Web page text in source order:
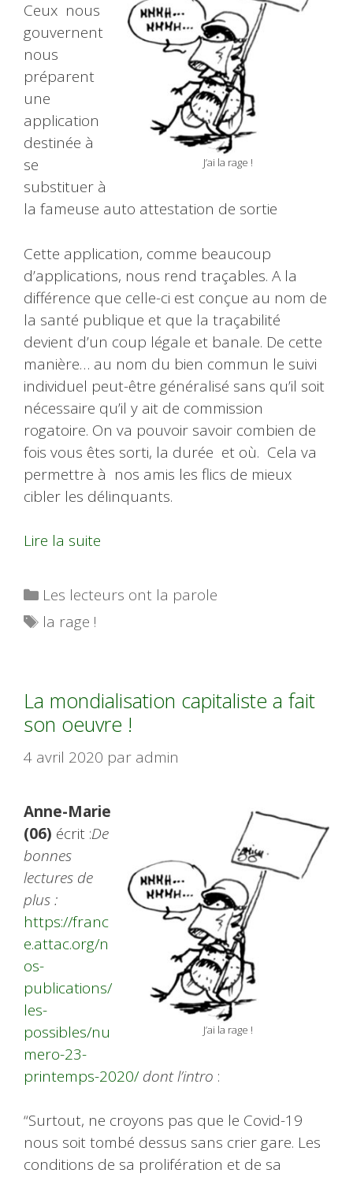
J’ai la rage !
Ceux nous
gouvernent
nous
préparent
une
application
destinée à
se
substituer à
la fameuse auto attestation de sortie
Cette application, comme beaucoup
d’applications, nous rend traçables. A la
différence que celle-ci est conçue au nom de
la santé publique et que la traçabilité
devient d’un coup légale et banale. De cette
manière… au nom du bien commun le suivi
individuel peut-être généralisé sans qu’il soit
nécessaire qu’il y ait de commission
rogatoire. On va pouvoir savoir combien de
fois vous êtes sorti, la durée et où. Cela va
permettre à nos amis les flics de mieux
cibler les délinquants.
Lire la suite
Catégories
Les lecteurs ont la parole
Étiquettes
la rage !
La mondialisation capitaliste a fait
son oeuvre !
4 avril 2020 par admin
J’ai la rage !
Anne-Marie
(06) écrit :De
bonnes
lectures de
plus :
https://franc
e.attac.org/n
os-
publications/
les-
possibles/nu
mero-23-
printemps-2020/ dont l’intro :
“Surtout, ne croyons pas que le Covid-19
nous soit tombé dessus sans crier gare. Les
conditions de sa prolifération et de sa